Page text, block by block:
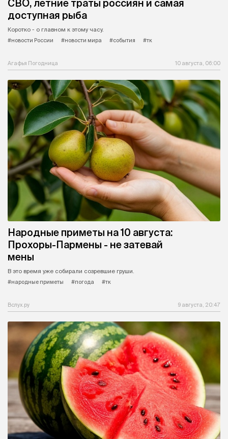
СВО, летние траты россиян и самая
доступная рыба
Коротко - о главном к этому часу.
#новости России
#новости мира #события #тк
Агафья Погодница 10 августа, 06:00
Народные приметы на 10 августа:
Прохоры-Пармены - не затевай
мены
В это время уже собирали созревшие груши.
#народные приметы
#погода #тк
Вслух.ру 9 августа, 20:47